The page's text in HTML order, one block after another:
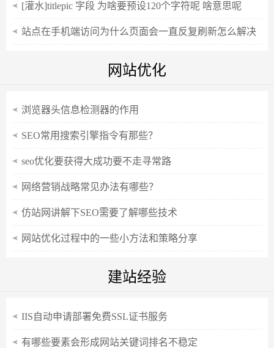
[灌水]titlepic 字段 为啥要预设120个字符呢 啥意思呢
站点在手机端访问为什么页面会一直反复刷新怎么解决
网站优化
浏览器头信息检测器的作用
SEO常用搜索引擎指令有那些？
seo优化要获得大成功要不走寻常路
网络营销战略常见办法有哪些？
仿站网讲解下SEO需要了解哪些技术
网站优化过程中的一些小方法和策略分享
建站经验
IIS自动申请部署免费SSL证书服务
有哪些要素会形成网站关键词排名不稳定